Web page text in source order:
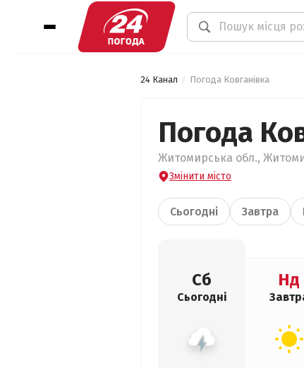
24 Канал Погода Ковганівка
Погода
Житомирська обл.,
Змінити місто
Сьогодні Завтра
Сб
Сьогодні
Нд